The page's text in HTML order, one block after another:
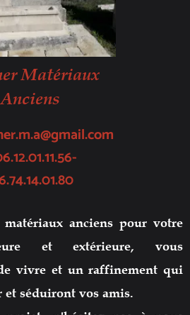
Matériaux
Anciens
anciens pour votre
et extérieure, vous
vivre et un raffinement qui
et séduiront vos amis.